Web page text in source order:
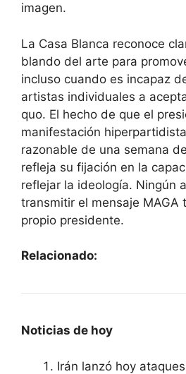
imagen.
La Casa Blanca reconoce
blando del arte para
incluso cuando es incapaz
artistas individuales a
quo. El hecho de que el
manifestación
razonable de una semana
refleja su fijación en la
reflejar la ideología. Ningún
transmitir el mensaje MAGA
propio presidente.
Relacionado:
Noticias de hoy
Irán lanzó hoy